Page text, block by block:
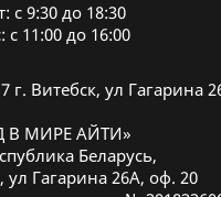
с 9:30 до 18:30
с 11:00 до 16:00
г. Витебск, ул Гагарина
В МИРЕ АЙТИ»
Беларусь,
ул Гагарина 26А, оф. 20